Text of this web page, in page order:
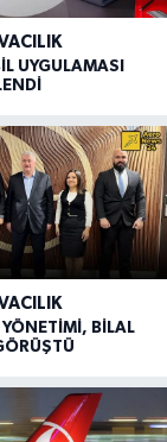
UYGULAMASI
YÖNETİMİ, BİLAL